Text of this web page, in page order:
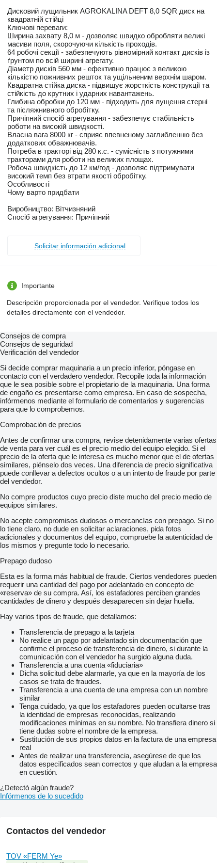
Дисковий лущильник AGROKALINA DEFT 8,0 SQR диск на
квадратній стійці
Ключові переваги:
Ширина захвату 8,0 м - дозволяє швидко обробляти великі
масиви поля, скорочуючи кількість проходів.
64 робочі секції - забезпечують рівномірний контакт дисків із
ґрунтом по всій ширині агрегату.
Діаметр дисків 560 мм - ефективно працює з великою
кількістю пожнивних решток та ущільненим верхнім шаром.
Квадратна стійка диска - підвищує жорсткість конструкції та
стійкість до крутних і ударних навантажень.
Глибина обробки до 120 мм - підходить для лущення стерні
та післяжнивного обробітку.
Причіпний спосіб агрегування - забезпечує стабільність
роботи на високій швидкості.
Власна вага 8000 кг - сприяє впевненому заглибленню без
додаткових обважнювачів.
Потреба в тракторі від 280 к.с. - сумісність з потужними
тракторами для роботи на великих площах.
Робоча швидкість до 12 км/год - дозволяє підтримувати
високий темп без втрати якості обробітку.
Особливості
Чому варто придбати
Виробництво: Вітчизняний
Спосіб агрегування: Причіпний
Solicitar información adicional
Importante
Descripción proporcionada por el vendedor. Verifique todos los
detalles directamente con el vendedor.
Consejos de compra
Consejos de seguridad
Verificación del vendedor
Si decide comprar maquinaria a un precio inferior, póngase en
contacto con el verdadero vendedor. Recopile toda la información
que le sea posible sobre el propietario de la maquinaria. Una forma
de engaño es presentarse como empresa. En caso de sospecha,
infórmenos mediante el formulario de comentarios y sugerencias
para que lo comprobemos.
Comprobación de precios
Antes de confirmar una compra, revise detenidamente varias ofertas
de venta para ver cuál es el precio medio del equipo elegido. Si el
precio de la oferta que le interesa es mucho menor que el de ofertas
similares, piénselo dos veces. Una diferencia de precio significativa
puede conllevar a defectos ocultos o a un intento de fraude por parte
del vendedor.
No compre productos cuyo precio diste mucho del precio medio de
equipos similares.
No acepte compromisos dudosos o mercancías con prepago. Si no
lo tiene claro, no dude en solicitar aclaraciones, pida fotos
adicionales y documentos del equipo, compruebe la autenticidad de
los mismos y pregunte todo lo necesario.
Prepago dudoso
Esta es la forma más habitual de fraude. Ciertos vendedores pueden
requerir una cantidad del pago por adelantado en concepto de
«reserva» de su compra. Así, los estafadores perciben grandes
cantidades de dinero y después desaparecen sin dejar huella.
Hay varios tipos de fraude, que detallamos:
Transferencia de prepago a la tarjeta
No realice un pago por adelantado sin documentación que
confirme el proceso de transferencia de dinero, si durante la
comunicación con el vendedor ha surgido alguna duda.
Transferencia a una cuenta «fiduciaria»
Dicha solicitud debe alarmarle, ya que en la mayoría de los
casos se trata de fraudes.
Transferencia a una cuenta de una empresa con un nombre
similar
Tenga cuidado, ya que los estafadores pueden ocultarse tras
la identidad de empresas reconocidas, realizando
modificaciones mínimas en su nombre. No transfiera dinero si
tiene dudas sobre el nombre de la empresa.
Sustitución de sus propios datos en la factura de una empresa
real
Antes de realizar una transferencia, asegúrese de que los
datos especificados sean correctos y que aludan a la empresa
en cuestión.
¿Detectó algún fraude?
Infórmenos de lo sucedido
Contactos del vendedor
TOV «FERM Ye»